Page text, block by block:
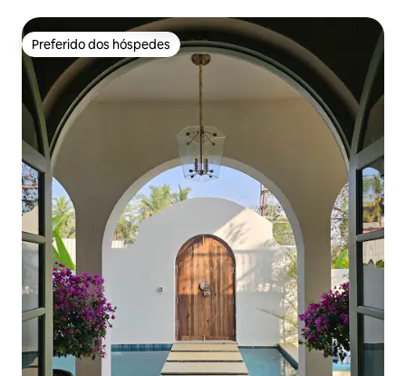
Preferido dos hóspedes
Preferido dos hóspedes